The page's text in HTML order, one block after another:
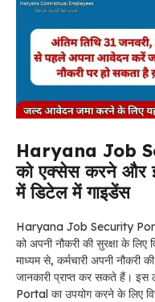
Haryana Job
को एक्सेस करने और
में डिटेल में गाइडेंस
Haryana Job Security
को अपनी नौकरी की सुरक्षा के लिए
माध्यम से, कर्मचारी अपनी
जानकारी प्राप्त कर सकते हैं। इस
Portal का उपयोग करने के लिए